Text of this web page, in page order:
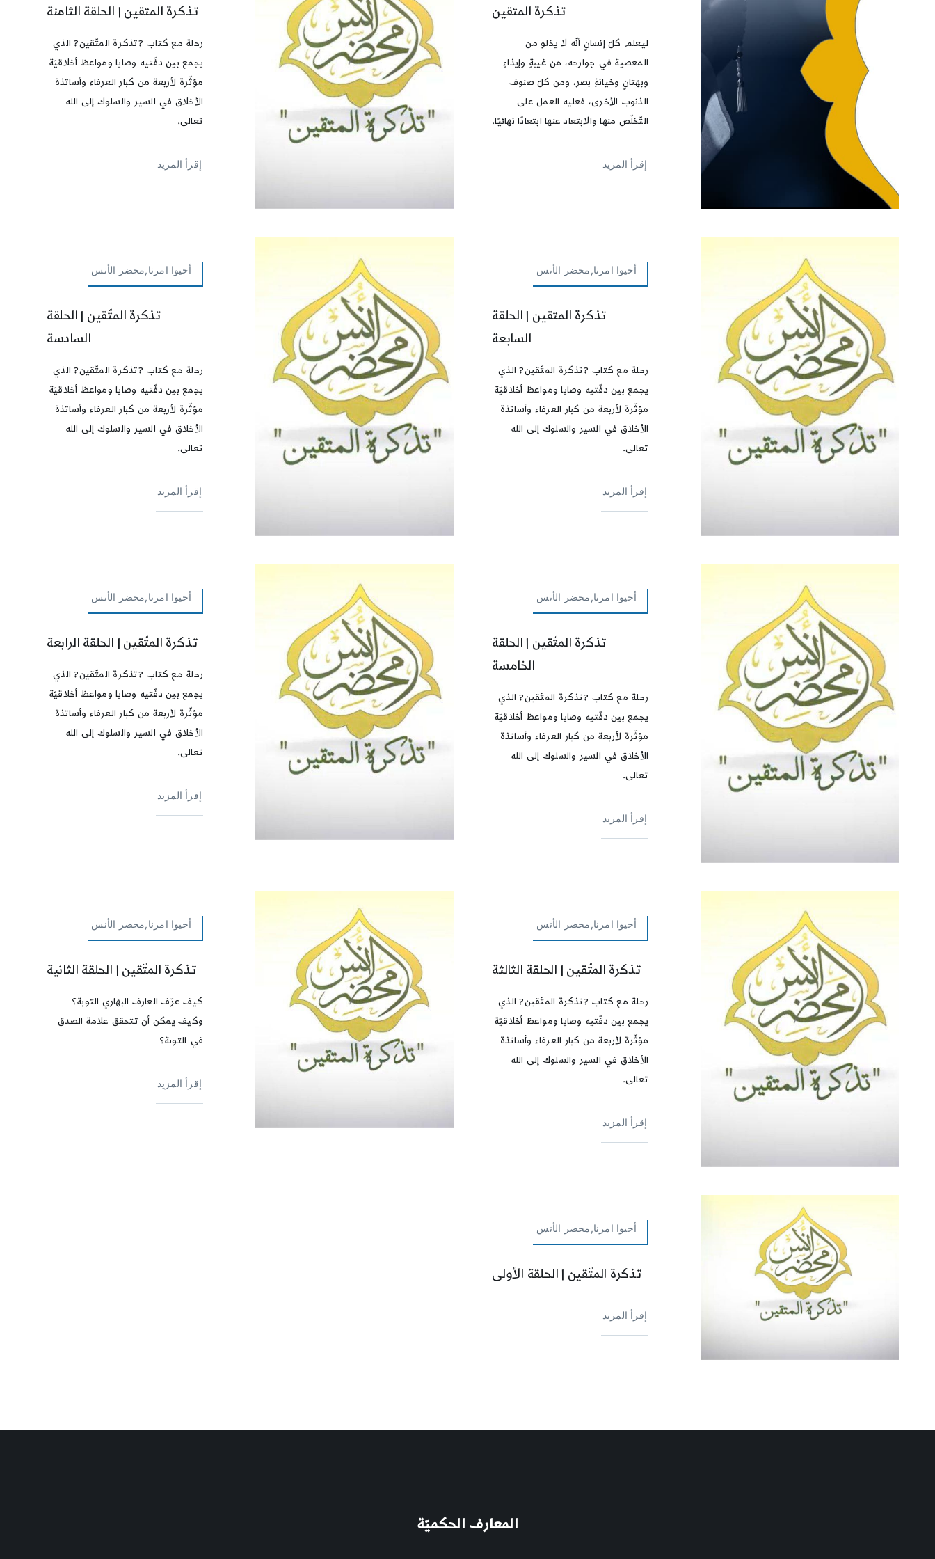
تذكرة المتقين
ليعلم كلّ إنسانٍ أنّه لا يخلو من
المعصية في جوارحه، من غيبةٍ وإيذاءٍ
وبهتانٍ وخيانةِ بصر، ومن كلّ صنوف
الذنوب الأخرى، فعليه العمل على
التّخلّص منها والابتعاد عنها ابتعادًا نهائيًا.
إقرأ المزيد
تذكرة المتقين | الحلقة الثامنة
رحلة مع كتاب ?تذكرة المتّقين? الذي
يجمع بين دفّتيه وصايا ومواعظ أخلاقيّة
مؤثّرة لأربعة من كبار العرفاء وأساتذة
الأخلاق في السير والسلوك إلى الله
تعالى.
إقرأ المزيد
أحيوا امرنا,محضر الأنس
تذكرة المتقين | الحلقة
السابعة
رحلة مع كتاب ?تذكرة المتّقين? الذي
يجمع بين دفّتيه وصايا ومواعظ أخلاقيّة
مؤثّرة لأربعة من كبار العرفاء وأساتذة
الأخلاق في السير والسلوك إلى الله
تعالى.
إقرأ المزيد
أحيوا امرنا,محضر الأنس
تذكرة المتّقين | الحلقة
السادسة
رحلة مع كتاب ?تذكرة المتّقين? الذي
يجمع بين دفّتيه وصايا ومواعظ أخلاقيّة
مؤثّرة لأربعة من كبار العرفاء وأساتذة
الأخلاق في السير والسلوك إلى الله
تعالى.
إقرأ المزيد
أحيوا امرنا,محضر الأنس
تذكرة المتّقين | الحلقة
الخامسة
رحلة مع كتاب ?تذكرة المتّقين? الذي
يجمع بين دفّتيه وصايا ومواعظ أخلاقيّة
مؤثّرة لأربعة من كبار العرفاء وأساتذة
الأخلاق في السير والسلوك إلى الله
تعالى.
إقرأ المزيد
أحيوا امرنا,محضر الأنس
تذكرة المتّقين | الحلقة الرابعة
رحلة مع كتاب ?تذكرة المتّقين? الذي
يجمع بين دفّتيه وصايا ومواعظ أخلاقيّة
مؤثّرة لأربعة من كبار العرفاء وأساتذة
الأخلاق في السير والسلوك إلى الله
تعالى.
إقرأ المزيد
أحيوا امرنا,محضر الأنس
تذكرة المتّقين | الحلقة الثالثة
رحلة مع كتاب ?تذكرة المتّقين? الذي
يجمع بين دفّتيه وصايا ومواعظ أخلاقيّة
مؤثّرة لأربعة من كبار العرفاء وأساتذة
الأخلاق في السير والسلوك إلى الله
تعالى.
إقرأ المزيد
أحيوا امرنا,محضر الأنس
تذكرة المتّقين | الحلقة الثانية
كيف عرّف العارف البهاري التوبة؟
وكيف يمكن أن تتحقق علامة الصدق
في التوبة؟
إقرأ المزيد
أحيوا امرنا,محضر الأنس
تذكرة المتّقين | الحلقة الأولى
إقرأ المزيد
المعارف الحكميّة